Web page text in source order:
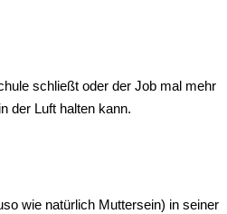
schließt oder der Job mal mehr
der Luft halten kann.
wie natürlich Muttersein) in seiner